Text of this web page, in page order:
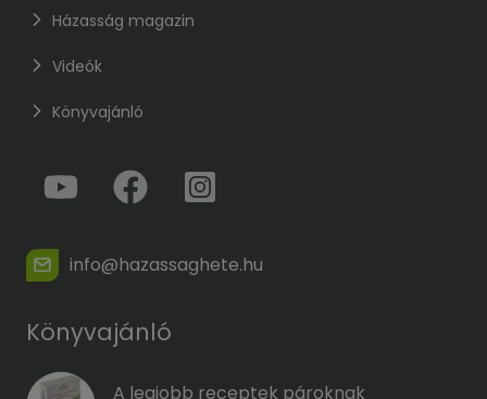
Házasság magazin
Videók
Könyvajánló
info@hazassaghete.hu
Könyvajánló
A legjobb receptek pároknak